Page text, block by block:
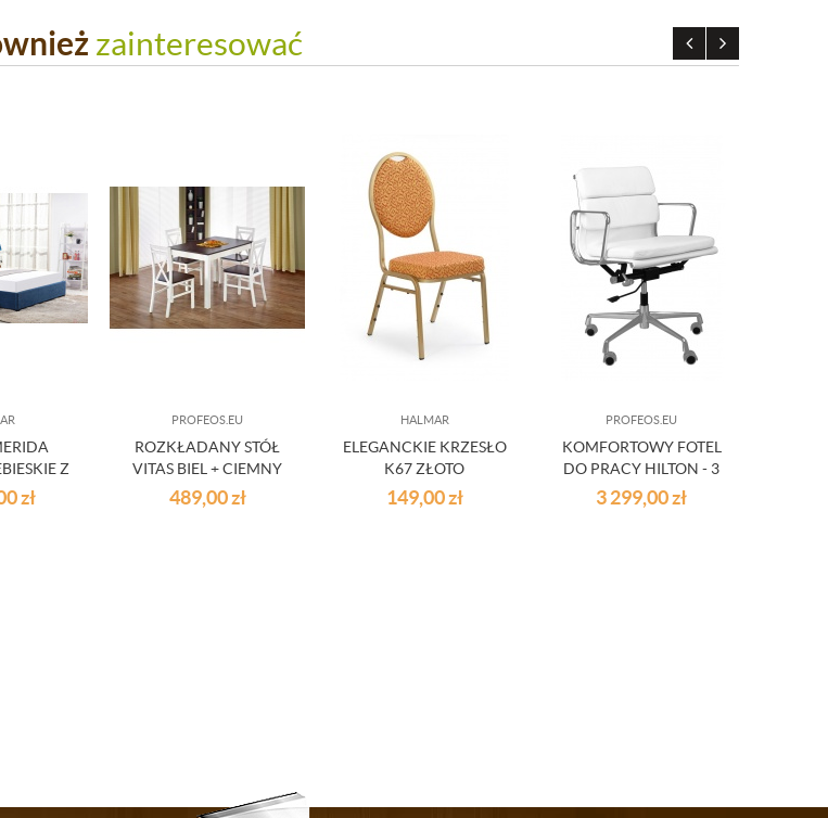
zainteresować
Z
zł
PROFEOS.EU
ROZKŁADANY STÓŁ
VITAS BIEL + CIEMNY
ORZECH
489,00zł
HALMAR
ELEGANCKIE KRZESŁO
K67 ZŁOTO
149,00zł
PROFEOS.EU
KOMFORTOWY FOTEL
DO PRACY HILTON - 3
KOLORY
3 299,00zł